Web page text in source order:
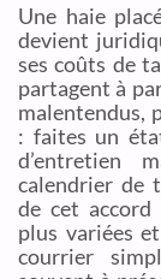
Une haie
devient
ses coûts de
partagent à
malentendus,
: faites un
d’entretien
calendrier de
de cet accord
plus variées
courrier